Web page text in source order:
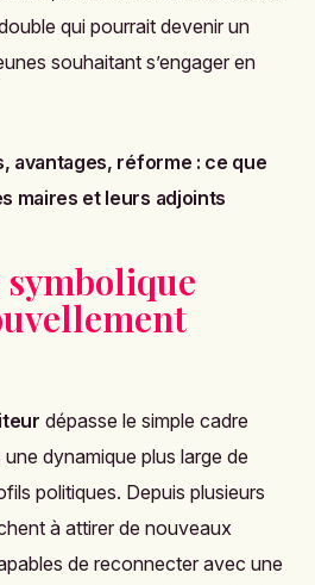
qui pourrait devenir un
souhaitant s’engager en
avantages, réforme : ce que
maires et leurs adjoints
dépasse le simple cadre
une dynamique plus large de
politiques. Depuis plusieurs
à attirer de nouveaux
de reconnecter avec une